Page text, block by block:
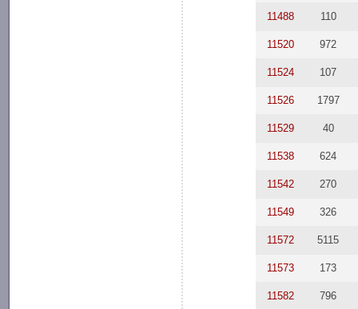
11488 110
11520 972
11524 107
11526 1797
11529 40
11538 624
11542 270
11549 326
11572 5115
11573 173
11582 796